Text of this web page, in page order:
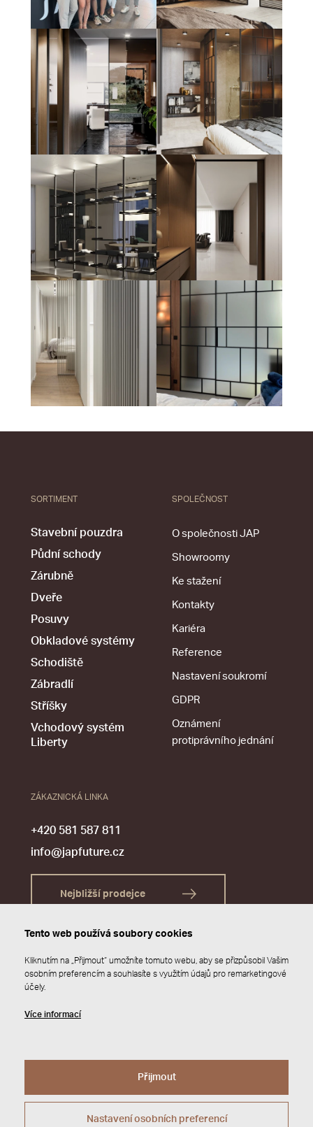
SORTIMENT
Stavební pouzdra
Půdní schody
Zárubně
Dveře
Posuvy
Obkladové systémy
Schodiště
Zábradlí
Stříšky
Vchodový systém
Liberty
SPOLEČNOST
O společnosti JAP
Showroomy
Ke stažení
Kontakty
Kariéra
Reference
Nastavení soukromí
GDPR
Oznámení
protiprávního jednání
ZÁKAZNICKÁ LINKA
+420 581 587 811
info@japfuture.cz
Nejbližší prodejce
© 2026 JAP FUTURE s.r.o.
Zásady ochrany osobních údajů
Tento web používá soubory cookies
Kliknutím na „Přijmout“ umožníte tomuto webu, aby se přizpůsobil Vašim
osobním preferencím a souhlasíte s využitím údajů pro remarketingové
účely.
Více informací
Přijmout
Nastavení osobních preferencí